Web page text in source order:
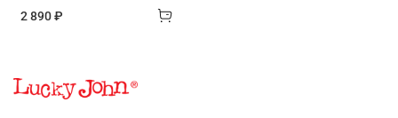
2 890 ₽